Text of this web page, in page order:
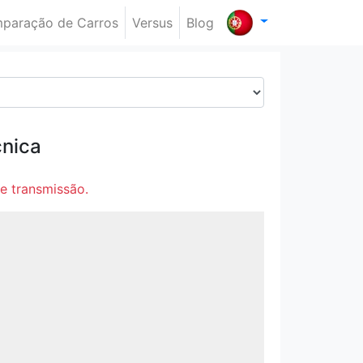
de Carros Versus Blog
transmissão.